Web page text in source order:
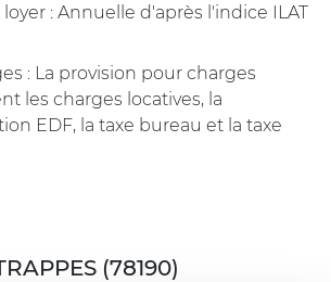
: Annuelle d'après l'indice ILAT
: La provision pour charges
les charges locatives, la
EDF, la taxe bureau et la taxe
(78190)